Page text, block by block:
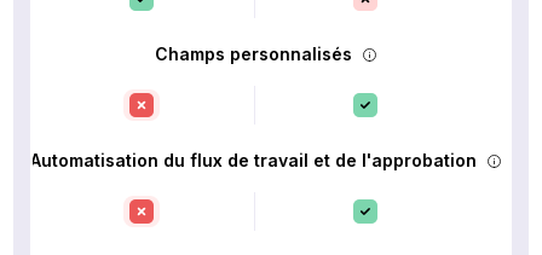
Champs personnalisés
Automatisation du flux de travail et de l'approbation